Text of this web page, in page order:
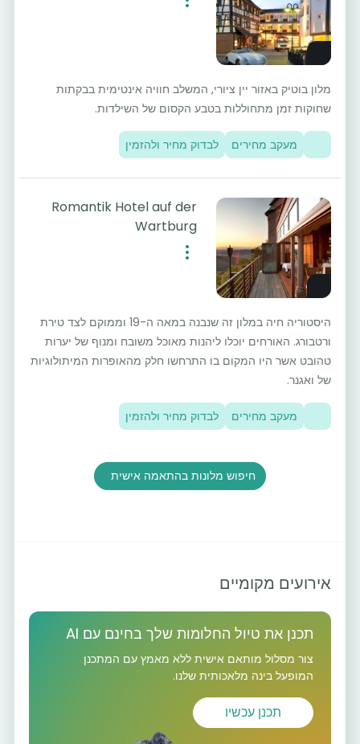
מלון בוטיק באזור יין ציורי, המשלב חוויה אינטימית בבקתות
שחוקות זמן מתחוללות בטבע הקסום של השילדות.
מעקב מחירים לבדוק מחיר ולהזמין
Romantik Hotel auf der
Wartburg
היסטוריה חיה במלון זה שנבנה במאה ה-19 וממוקם לצד טירת
ורטבורג. האורחים יוכלו ליהנות מאוכל משובח ומנוף של יערות
טהובט אשר היו המקום בו התרחשו חלק מהאופרות המיתולוגיות
של ואגנר.
מעקב מחירים לבדוק מחיר ולהזמין
חיפוש מלונות בהתאמה אישית
אירועים מקומיים
תכנן את טיול החלומות שלך בחינם עם AI
צור מסלול מותאם אישית ללא מאמץ עם המתכנן
המופעל בינה מלאכותית שלנו.
תכנן עכשיו